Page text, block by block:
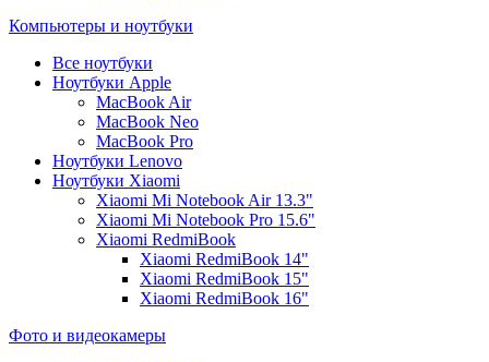
Компьютеры и ноутбуки
Все ноутбуки
Ноутбуки Apple
MacBook Air
MacBook Neo
MacBook Pro
Ноутбуки Lenovo
Ноутбуки Xiaomi
Xiaomi Mi Notebook Air 13.3"
Xiaomi Mi Notebook Pro 15.6"
Xiaomi RedmiBook
Xiaomi RedmiBook 14"
Xiaomi RedmiBook 15"
Xiaomi RedmiBook 16"
Фото и видеокамеры